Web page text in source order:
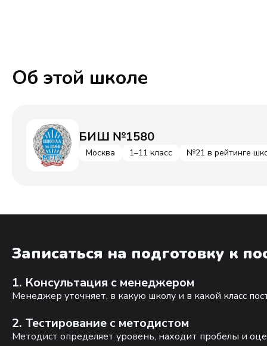
Об этой школе
БИШ №1580
Москва 1–11 класс №21 в рейтинге
Записаться на подготовку к
1. Консультация с менеджером
Менеджер уточняет, в какую школу и в какой класс
2. Тестирование с методистом
Методист определяет уровень, находит пробелы и